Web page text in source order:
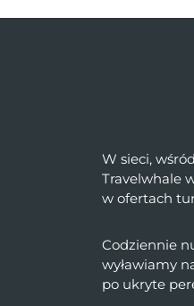
W sieci,
Travelwhale
w ofertach
Codziennie
wyławiamy
po ukryte